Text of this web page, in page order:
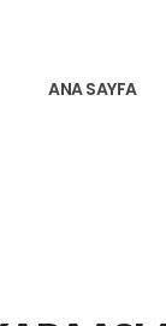
ANA SAYFA